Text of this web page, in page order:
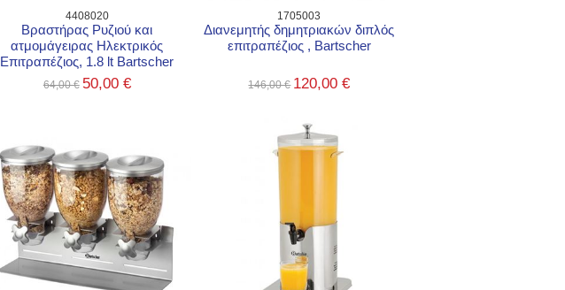
4408020
Βραστήρας Ρυζιού και
ατμομάγειρας Ηλεκτρικός
Επιτραπέζιος, 1.8 lt Bartscher
64,00 € 50,00 €
1705003
Διανεμητής δημητριακών διπλός
επιτραπέζιος , Bartscher
146,00 € 120,00 €